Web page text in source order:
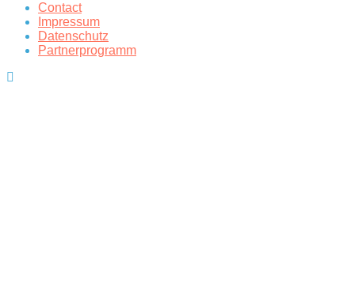
Contact
Impressum
Datenschutz
Partnerprogramm